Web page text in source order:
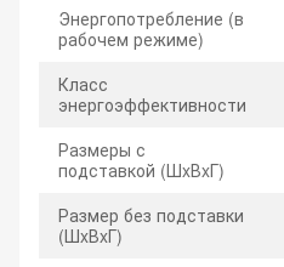
Энергопотребление (в
рабочем режиме)
Класс
энергоэффективности
Размеры с
подставкой (ШxВxГ)
Размер без подставки
(ШxВxГ)